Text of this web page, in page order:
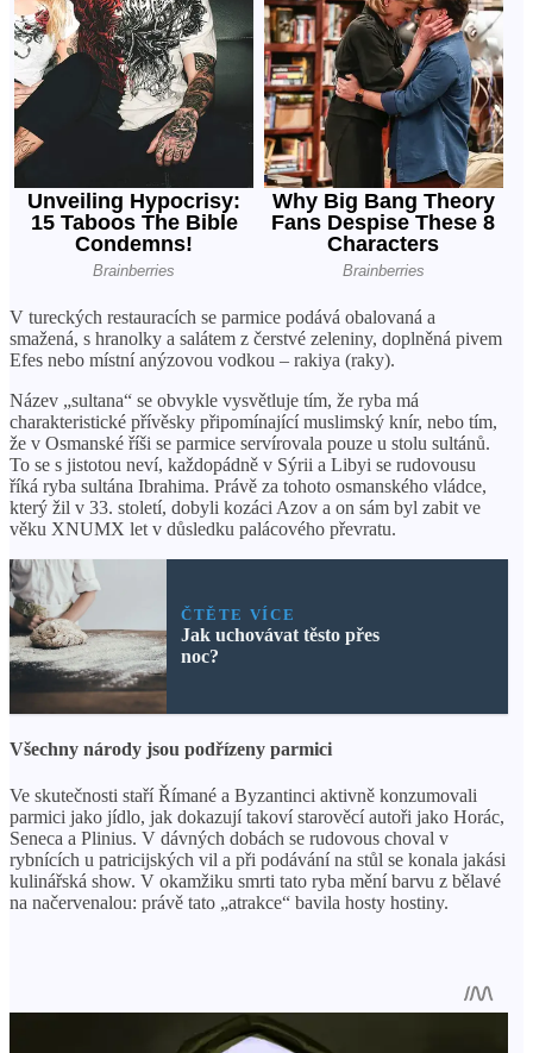
V tureckých restauracích se parmice podává obalovaná a
smažená, s hranolky a salátem z čerstvé zeleniny, doplněná pivem
Efes nebo místní anýzovou vodkou – rakiya (raky).
Název „sultana“ se obvykle vysvětluje tím, že ryba má
charakteristické přívěsky připomínající muslimský knír, nebo tím,
že v Osmanské říši se parmice servírovala pouze u stolu sultánů.
To se s jistotou neví, každopádně v Sýrii a Libyi se rudovousu
říká ryba sultána Ibrahima. Právě za tohoto osmanského vládce,
který žil v 33. století, dobyli kozáci Azov a on sám byl zabit ve
věku XNUMX let v důsledku palácového převratu.
ČTĚTE VÍCE
Jak uchovávat těsto přes
noc?
Všechny národy jsou podřízeny parmici
Ve skutečnosti staří Římané a Byzantinci aktivně konzumovali
parmici jako jídlo, jak dokazují takoví starověcí autoři jako Horác,
Seneca a Plinius. V dávných dobách se rudovous choval v
rybnících u patricijských vil a při podávání na stůl se konala jakási
kulinářská show. V okamžiku smrti tato ryba mění barvu z bělavé
na načervenalou: právě tato „atrakce“ bavila hosty hostiny.